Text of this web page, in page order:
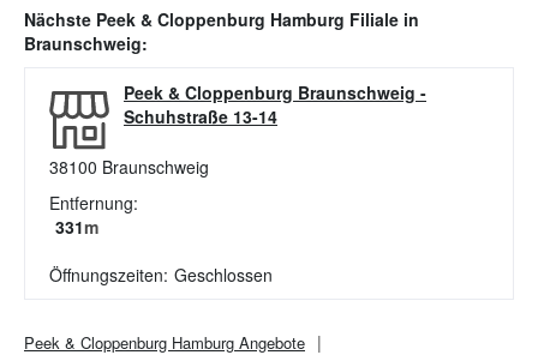
Nächste Peek & Cloppenburg Hamburg Filiale in
Braunschweig:
Peek & Cloppenburg Braunschweig -
Schuhstraße 13-14
38100 Braunschweig
Entfernung:
331m
Öffnungszeiten: Geschlossen
Peek & Cloppenburg Hamburg Angebote